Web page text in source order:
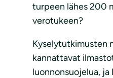
turpeen lähes 200
verotukeen?
Kyselytutkimusten
kannattavat
luonnonsuojelua,